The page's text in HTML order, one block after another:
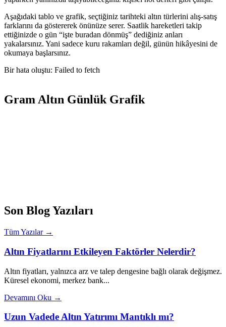
Aşağıdaki tablo ve grafik, seçtiğiniz tarihteki altın türlerini alış-satış
farklarını da göstererek önünüze serer. Saatlik hareketleri takip
ettiğinizde o gün “işte buradan dönmüş” dediğiniz anları
yakalarsınız. Yani sadece kuru rakamları değil, günün hikâyesini de
okumaya başlarsınız.
Bir hata oluştu: Failed to fetch
Gram Altın Günlük Grafik
Son Blog Yazıları
Tüm Yazılar →
Altın Fiyatlarını Etkileyen Faktörler Nelerdir?
Altın fiyatları, yalnızca arz ve talep dengesine bağlı olarak değişmez.
Küresel ekonomi, merkez bank...
Devamını Oku →
Uzun Vadede Altın Yatırımı Mantıklı mı?